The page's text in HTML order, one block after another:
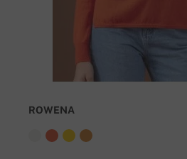
ROWENA